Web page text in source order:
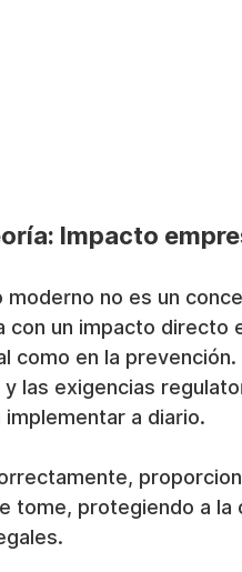
Impacto
moderno no es un
con un impacto directo
como en la
las exigencias
a diario.
tome, protegiendo a la